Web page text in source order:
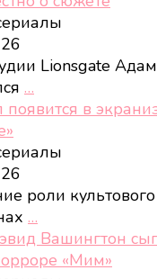
Lionsgate
…
в
роли
…
Вашингтон
«Мим»